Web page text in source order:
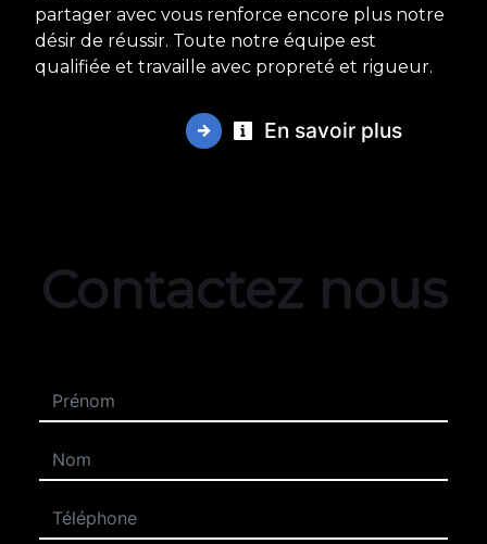
partager avec vous renforce encore plus notre
désir de réussir. Toute notre équipe est
qualifiée et travaille avec propreté et rigueur.
En savoir plus
Contactez nous